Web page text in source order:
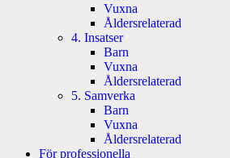
Vuxna
Åldersrelaterad
4. Insatser
Barn
Vuxna
Åldersrelaterad
5. Samverka
Barn
Vuxna
Åldersrelaterad
För professionella